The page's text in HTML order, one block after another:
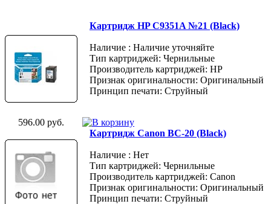
Картридж HP C9351A №21 (Black)
Наличие : Наличие уточняйте
Тип картриджей: Чернильные
Производитель картриджей: HP
Признак оригинальности: Оригинальный
Принцип печати: Струйный
596.00 руб.
Картридж Canon BC-20 (Black)
Наличие : Нет
Тип картриджей: Чернильные
Производитель картриджей: Canon
Признак оригинальности: Оригинальный
Принцип печати: Струйный